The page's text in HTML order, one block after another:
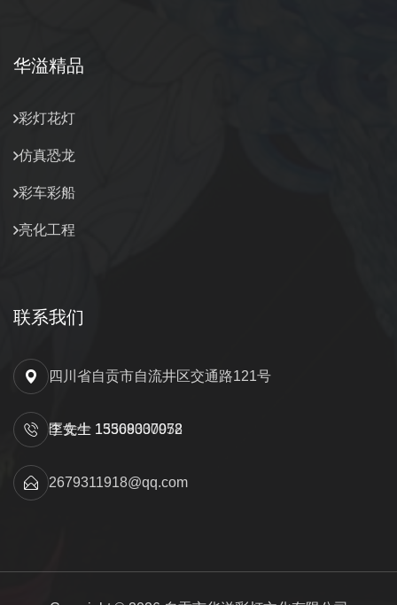
华溢精品
彩灯花灯
仿真恐龙
彩车彩船
亮化工程
联系我们
四川省自贡市自流井区交通路121号
匡先生 15309000052
李女士 13568337978
2679311918@qq.com